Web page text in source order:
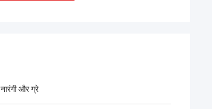
नारंगी और ग्रे